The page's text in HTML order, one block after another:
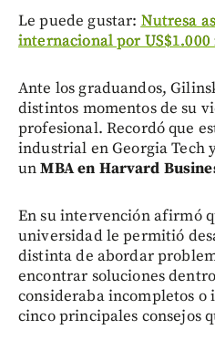
Le puede gustar: Nutresa
internacional por
Ante los graduandos,
distintos momentos de su
profesional. Recordó que
industrial en Georgia Tech
unMBA en Harvard
En su intervención afirmó
universidad le permitió
distinta de abordar
encontrar soluciones
consideraba incompletos o
cinco principales consejos